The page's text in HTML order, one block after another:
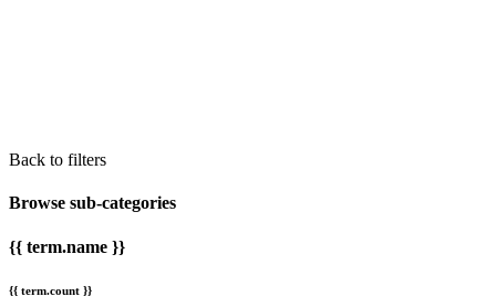
Back to filters
Browse sub-categories
{{ term.name }}
{{ term.count }}